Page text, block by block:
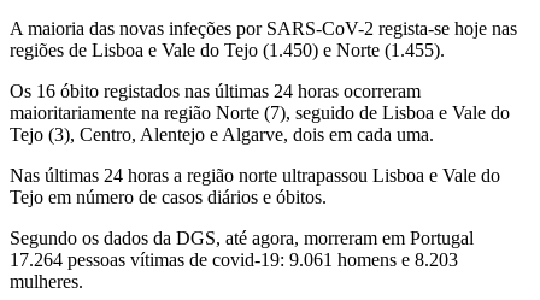
A maioria das novas infeções por SARS-CoV-2 regista-se hoje nas
regiões de Lisboa e Vale do Tejo (1.450) e Norte (1.455).
Os 16 óbito registados nas últimas 24 horas ocorreram
maioritariamente na região Norte (7), seguido de Lisboa e Vale do
Tejo (3), Centro, Alentejo e Algarve, dois em cada uma.
Nas últimas 24 horas a região norte ultrapassou Lisboa e Vale do
Tejo em número de casos diários e óbitos.
Segundo os dados da DGS, até agora, morreram em Portugal
17.264 pessoas vítimas de covid-19: 9.061 homens e 8.203
mulheres.